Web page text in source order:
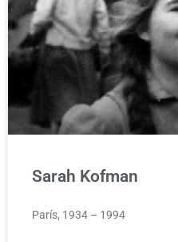
Sarah Kofman
París, 1934 – 1994